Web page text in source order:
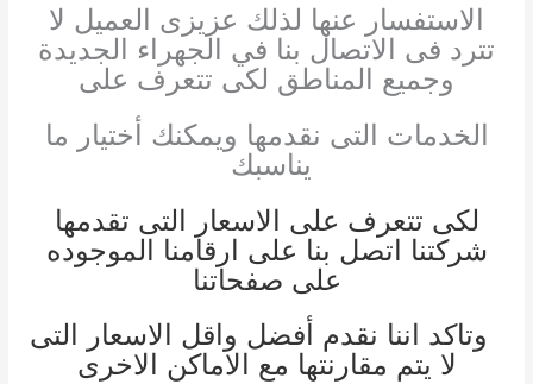
الاستفسار عنها لذلك عزيزى العميل لا
تترد فى الاتصال بنا في الجهراء الجديدة
وجميع المناطق لكى تتعرف على
الخدمات التى نقدمها ويمكنك أختيار ما
يناسبك
لكى تتعرف على الاسعار التى تقدمها
شركتنا اتصل بنا على ارقامنا الموجوده
على صفحاتنا
وتاكد اننا نقدم أفضل واقل الاسعار التى
لا يتم مقارنتها مع الاماكن الاخرى